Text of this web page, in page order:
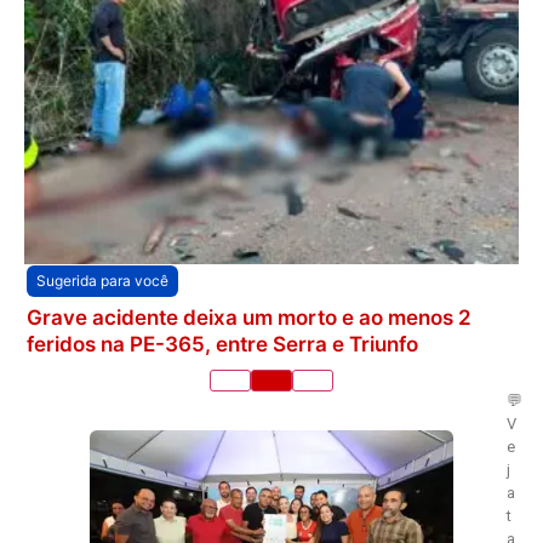
Sugerida para você
Grave acidente deixa um morto e ao menos 2
feridos na PE-365, entre Serra e Triunfo
💬
V
e
j
a
t
a